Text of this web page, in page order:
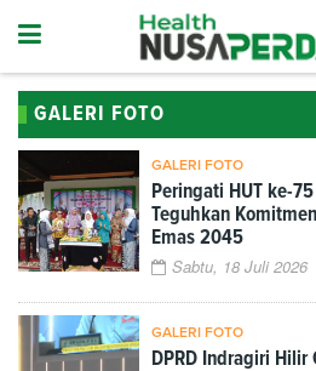
GALERI FOTO
GALERI FOTO
Peringati HUT ke-
Teguhkan
Emas 2045
Sabtu, 18 Juli 2026
GALERI FOTO
DPRD Indragiri Hilir